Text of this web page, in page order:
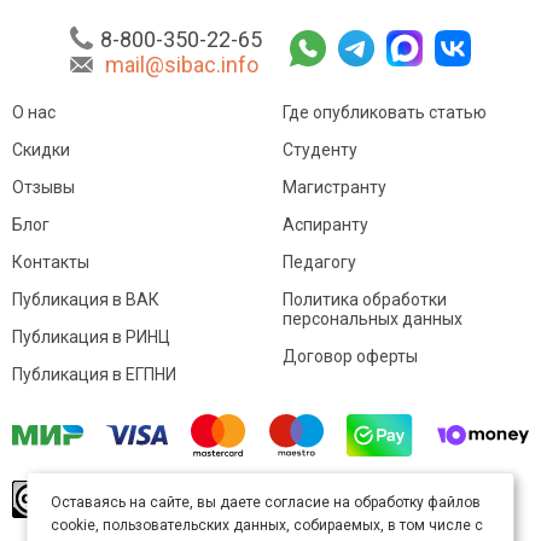
8-800-350-22-65
mail@sibac.info
О нас
Скидки
Отзывы
Блог
Контакты
Где опубликовать статью
Студенту
Магистранту
Аспиранту
Педагогу
Публикация в ВАК
Публикация в РИНЦ
Публикация в ЕГПНИ
Политика обработки
персональных данных
Договор оферты
произведение доступно полицензии Creative
Commons «Attribution» («Атрибуция») 4.0
Оставаясь на сайте, вы даете согласие на обработку файлов
cookie, пользовательских данных, собираемых, в том числе с